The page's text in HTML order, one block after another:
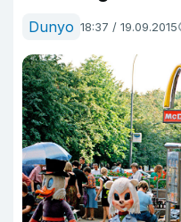
Dunyo 18:37 / 19.09.2015